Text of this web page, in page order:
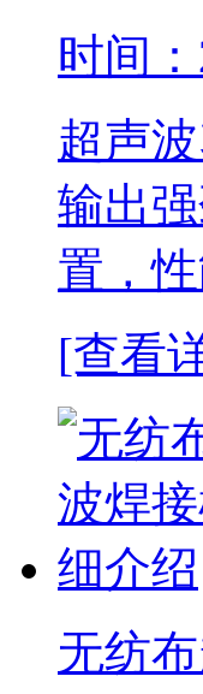
时间
超声
输出
置，
[查看
无纺